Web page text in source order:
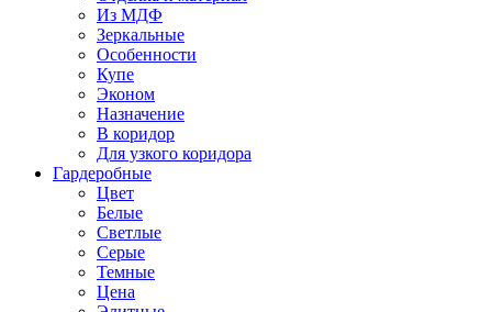
Из МДФ
Зеркальные
Особенности
Купе
Эконом
Назначение
В коридор
Для узкого коридора
Гардеробные
Цвет
Белые
Светлые
Серые
Темные
Цена